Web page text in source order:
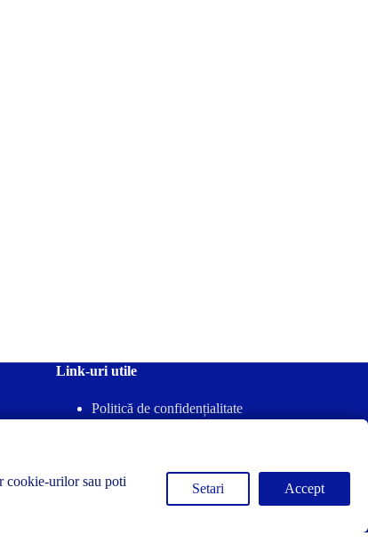
Link-uri utile
Politică de confidențialitate
Termeni & Condiții
cookie-urilor sau poti
Setari Accept